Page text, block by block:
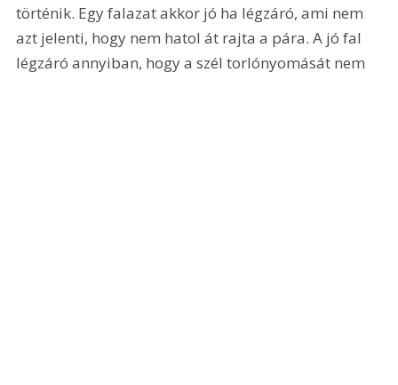
történik. Egy falazat akkor jó ha légzáró, ami nem
azt jelenti, hogy nem hatol át rajta a pára. A jó fal
légzáró annyiban, hogy a szél torlónyomását nem